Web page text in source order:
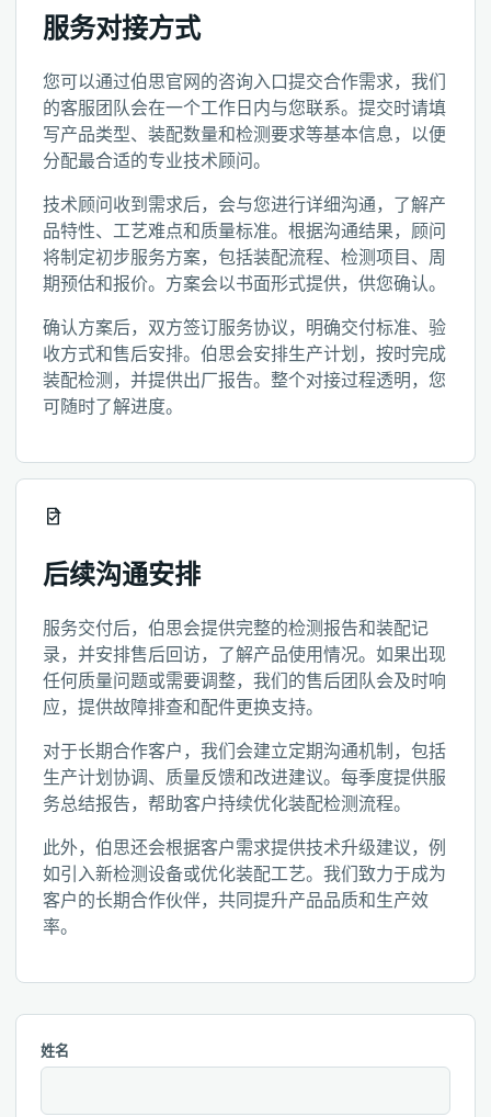
服务对接方式
您可以通过伯思官网的咨询入口提交合作需求，我们
的客服团队会在一个工作日内与您联系。提交时请填
写产品类型、装配数量和检测要求等基本信息，以便
分配最合适的专业技术顾问。
技术顾问收到需求后，会与您进行详细沟通，了解产
品特性、工艺难点和质量标准。根据沟通结果，顾问
将制定初步服务方案，包括装配流程、检测项目、周
期预估和报价。方案会以书面形式提供，供您确认。
确认方案后，双方签订服务协议，明确交付标准、验
收方式和售后安排。伯思会安排生产计划，按时完成
装配检测，并提供出厂报告。整个对接过程透明，您
可随时了解进度。
后续沟通安排
服务交付后，伯思会提供完整的检测报告和装配记
录，并安排售后回访，了解产品使用情况。如果出现
任何质量问题或需要调整，我们的售后团队会及时响
应，提供故障排查和配件更换支持。
对于长期合作客户，我们会建立定期沟通机制，包括
生产计划协调、质量反馈和改进建议。每季度提供服
务总结报告，帮助客户持续优化装配检测流程。
此外，伯思还会根据客户需求提供技术升级建议，例
如引入新检测设备或优化装配工艺。我们致力于成为
客户的长期合作伙伴，共同提升产品品质和生产效
率。
姓名